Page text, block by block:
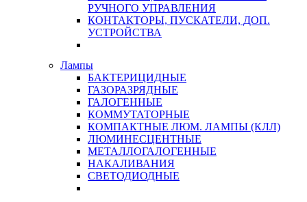
РУЧНОГО УПРАВЛЕНИЯ
КОНТАКТОРЫ, ПУСКАТЕЛИ, ДОП.
УСТРОЙСТВА
Лампы
БАКТЕРИЦИДНЫЕ
ГАЗОРАЗРЯДНЫЕ
ГАЛОГЕННЫЕ
КОММУТАТОРНЫЕ
КОМПАКТНЫЕ ЛЮМ. ЛАМПЫ (КЛЛ)
ЛЮМИНЕСЦЕНТНЫЕ
МЕТАЛЛОГАЛОГЕННЫЕ
НАКАЛИВАНИЯ
СВЕТОДИОДНЫЕ